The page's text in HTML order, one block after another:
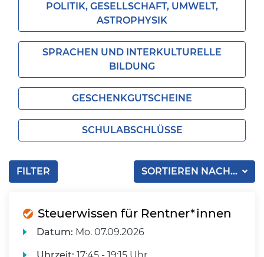
POLITIK, GESELLSCHAFT, UMWELT,
ASTROPHYSIK
SPRACHEN UND INTERKULTURELLE
BILDUNG
GESCHENKGUTSCHEINE
SCHULABSCHLÜSSE
SORTIEREN NACH...
FILTER
Steuerwissen für Rentner*innen
Datum: Mo. 07.09.2026